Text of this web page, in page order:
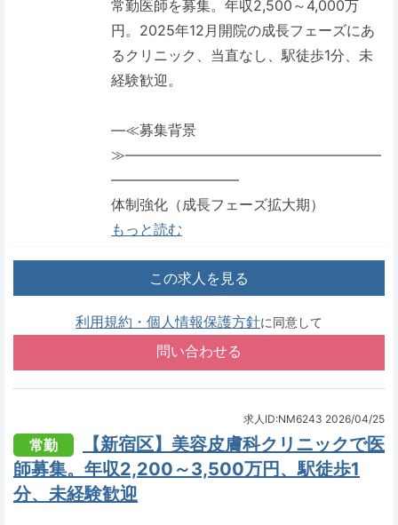
常勤医師を募集。年収2,500～4,000万
円。2025年12月開院の成長フェーズにあ
るクリニック、当直なし、駅徒歩1分、未
経験歓迎。
―≪募集背景
≫――――――――――――――――――
―――――――――
体制強化（成長フェーズ拡大期）
もっと読む
この求人を見る
利用規約・個人情報保護方針に同意して
求人ID:NM6243 2026/04/25
常勤
【新宿区】美容皮膚科クリニックで医
師募集。年収2,200～3,500万円、駅徒歩1
分、未経験歓迎